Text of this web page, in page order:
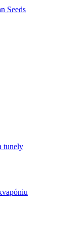
Seeds
tunely